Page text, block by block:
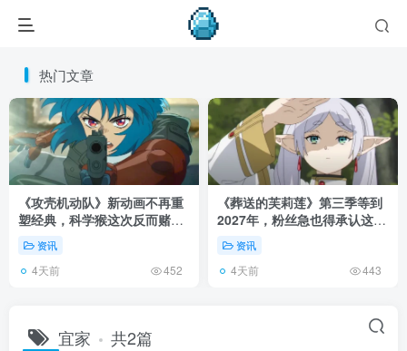
热门文章
《攻壳机动队》新动画不再重
塑经典，科学猴这次反而赌对
了！资讯
4天前 452
《葬送的芙莉莲》第三季等到
2027年，粉丝急也得承认这次
慢得有道理！
资讯
4天前 443
宜家 共2篇